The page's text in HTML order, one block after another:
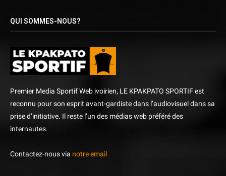
QUI SOMMES-NOUS?
Premier Media Sportif Web ivoirien, LE KPAKPATO SPORTIF est
reconnu pour son esprit avant-gardiste dans l’audiovisuel dans sa
prise d’initiative. Il reste l’un des médias web préféré des
internautes.
Contactez-nous via notre email